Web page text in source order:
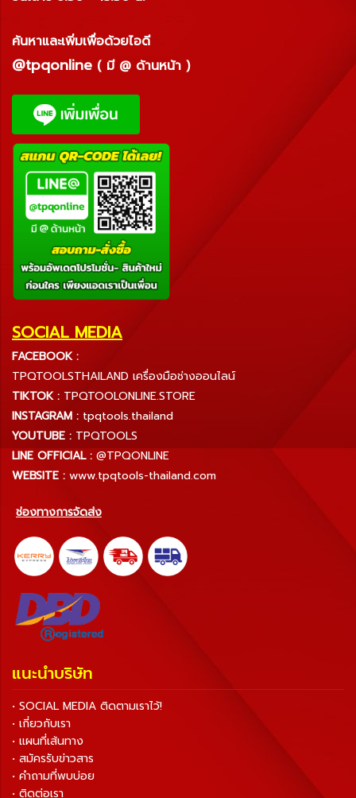
ค้นหาและเพิ่มเพื่อด้วยไอดี
@tpqonline ( มี @ ด้านหน้า )
SOCIAL MEDIA
FACEBOOK :
TPQTOOLSTHAILAND เครื่องมือช่างออนไลน์
TIKTOK : TPQTOOLONLINE.STORE
INSTAGRAM : tpqtools.thailand
YOUTUBE : TPQTOOLS
LINE OFFICIAL : @TPQONLINE
WEBSITE : www.tpqtools-thailand.com
ช่องทางการจัดส่ง
แนะนำบริษัท
• SOCIAL MEDIA ติดตามเราไว้!
• เกี่ยวกับเรา
• แผนที่เส้นทาง
• สมัครรับข่าวสาร
• คำถามที่พบบ่อย
• ติดต่อเรา